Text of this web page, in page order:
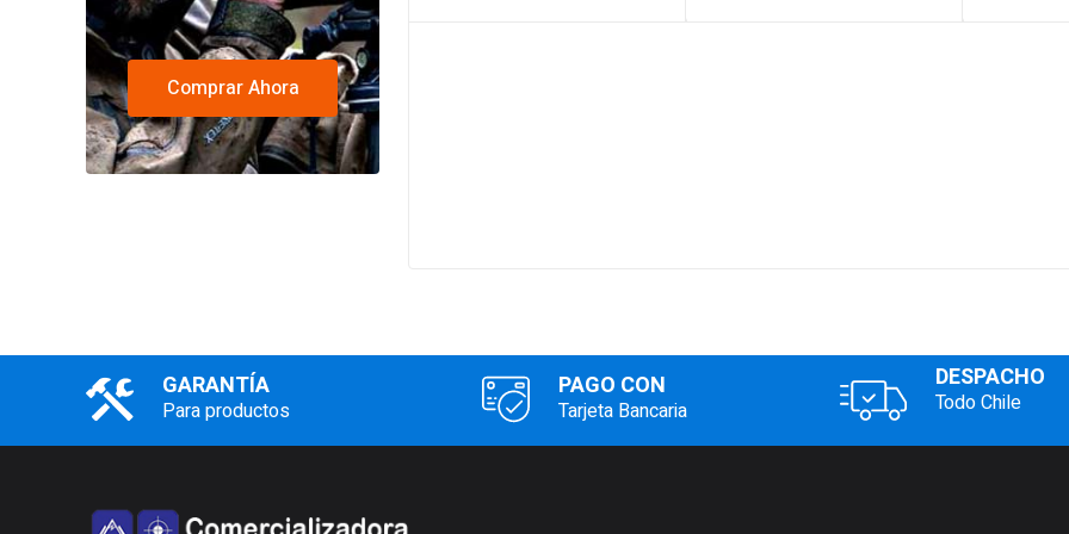
Comprar Ahora
GARANTÍA
Para productos
PAGO CON
Tarjeta Bancaria
DESPACHO
Todo Chile